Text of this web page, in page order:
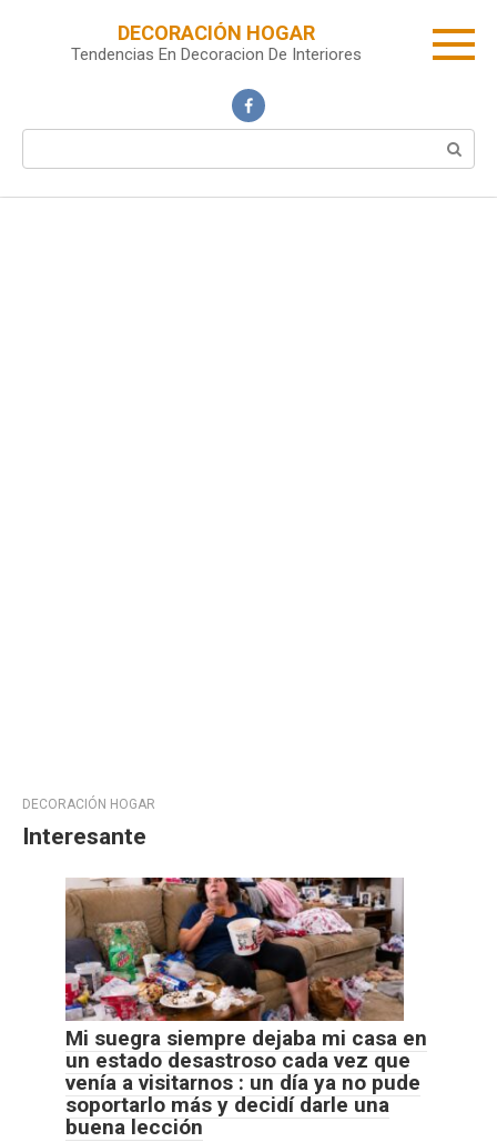
DECORACIÓN HOGAR
Tendencias En Decoracion De Interiores
DECORACIÓN HOGAR
Interesante
Mi suegra siempre dejaba mi casa en
un estado desastroso cada vez que
venía a visitarnos : un día ya no pude
soportarlo más y decidí darle una
buena lección